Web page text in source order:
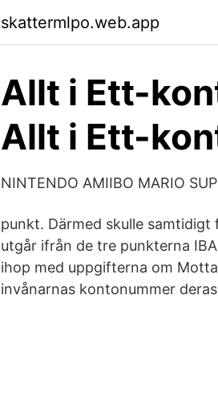
skattermlpo.web.app
Allt i Ett-
Allt i Ett-
NINTENDO AMIIBO MARIO
punkt. Därmed skulle
utgår ifrån de tre punkterna
ihop med uppgifterna om
invånarnas kontonummer